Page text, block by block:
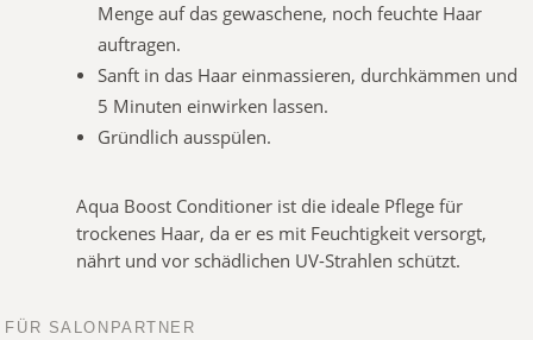
Menge auf das gewaschene, noch feuchte Haar
auftragen.
Sanft in das Haar einmassieren, durchkämmen und
5 Minuten einwirken lassen.
Gründlich ausspülen.
Aqua Boost Conditioner ist die ideale Pflege für
trockenes Haar, da er es mit Feuchtigkeit versorgt,
nährt und vor schädlichen UV-Strahlen schützt.
FÜR SALONPARTNER